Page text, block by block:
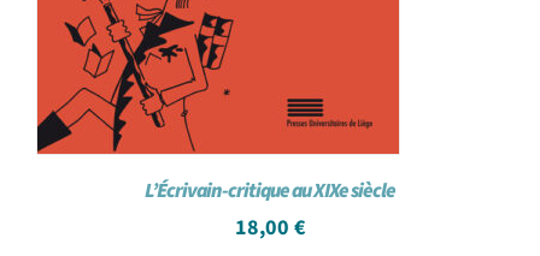
L’Écrivain-critique au XIXe siècle
18,00 €